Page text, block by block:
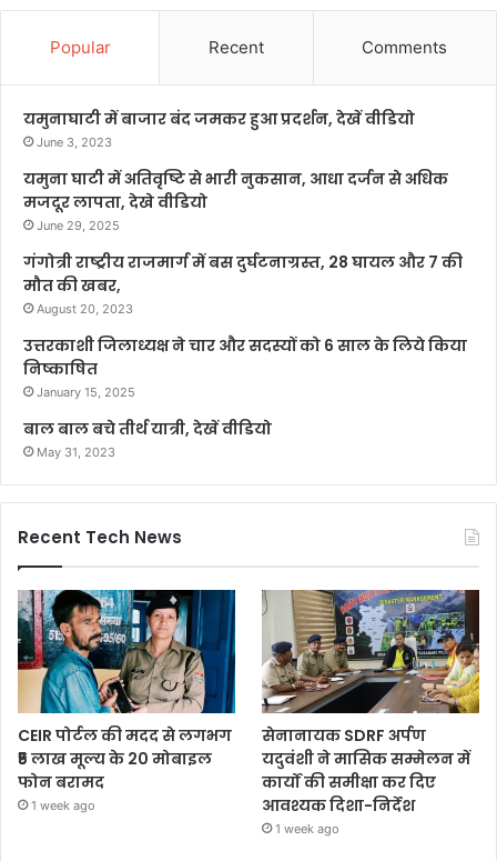
Popular Recent Comments
यमुनाघाटी में बाजार बंद जमकर हुआ प्रदर्शन, देखें वीडियो
June 3, 2023
यमुना घाटी में अतिवृष्टि से भारी नुकसान, आधा दर्जन से अधिक
मजदूर लापता, देखे वीडियो
June 29, 2025
गंगोत्री राष्ट्रीय राजमार्ग में बस दुर्घटनाग्रस्त, 28 घायल और 7 की
मौत की खबर,
August 20, 2023
उत्तरकाशी जिलाध्यक्ष ने चार और सदस्यों को 6 साल के लिये किया
निष्काषित
January 15, 2025
बाल बाल बचे तीर्थ यात्री, देखें वीडियो
May 31, 2023
Recent Tech News
CEIR पोर्टल की मदद से लगभग
₹5 लाख मूल्य के 20 मोबाइल
फोन बरामद
1 week ago
सेनानायक SDRF अर्पण
यदुवंशी ने मासिक सम्मेलन में
कार्यों की समीक्षा कर दिए
आवश्यक दिशा-निर्देश
1 week ago